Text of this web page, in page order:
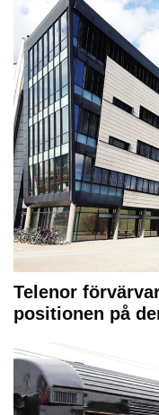
Telenor
positionen på